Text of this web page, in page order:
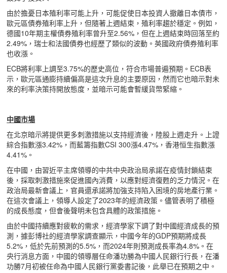
由於擔憂日本殖利率可能上升，可能促使日本投資人撤離日本債市，
歐元區債券殖利率上升，但隨著上週結束，殖利率趨於穩定。例如，
德國10年期主權債券殖利率曾升至2.56%，但在上週結束時回落至約
2.49%，瑞士和法國債券也經歷了類似的波動。英國政府債券殖利率
也收漲。
ECB將利率上調至3.75%的歷史高位，符合市場普遍預期。ECB表
示，歐元區通膨持續偏高是這次升息的主要原因，然而它也暗示對未
來的利率決策持開放態度，並暗示可能會暫緩貨幣緊縮。
中國市場
在北京暗示將提供更多刺激措施以支持經濟後，陸股上週走升。上證
綜合指數漲3.42%，而藍籌指數CSI 300漲4.47%，香港恒生指數漲
4.41%。
在中國，由習近平主席領導的中共中央政治局承諾在疫情封鎖結束
後，採取刺激措施來促進國內消費，以應對經濟復甦的乏力情況。在
政治局最新會議上，官員還承諾將加強支持陷入困境的房地產行業。
在這次會議上，領導人設定了2023年的經濟政策。儘管表明了積極
的成長態度，但會後聲明未包含具體的政策措施。
由於中國持續應對疲軟的需求，經濟學家下調了對中國經濟成長的預
測，據彭博社的經濟學家調查顯示，中國今年的GDP預期將成長
5.2%，低於先前預測的5.5%，而2024年則預測成長率為4.8%。在
央行消息方面，中國的領導層任命潘功勝為中國人民銀行行長，在潘
功勝7月初被任命為中國人民銀行黨委書記後，此舉已在預期之中。